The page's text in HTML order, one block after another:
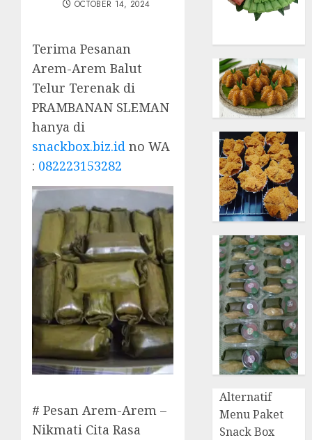
OCTOBER 14, 2024
Terima Pesanan
Arem-Arem Balut
Telur Terenak di
PRAMBANAN SLEMAN
hanya di
snackbox.biz.id no WA
: 082223153282
# Pesan Arem-Arem –
Nikmati Cita Rasa
Alternatif
Menu Paket
Snack Box